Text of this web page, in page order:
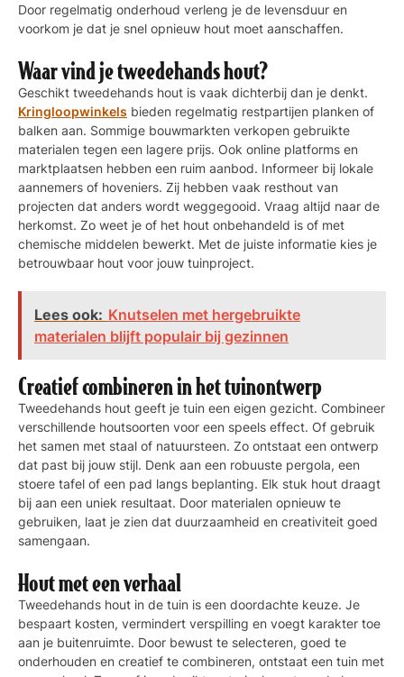
Door regelmatig onderhoud verleng je de levensduur en
voorkom je dat je snel opnieuw hout moet aanschaffen.
Waar vind je tweedehands hout?
Geschikt tweedehands hout is vaak dichterbij dan je denkt.
Kringloopwinkels bieden regelmatig restpartijen planken of
balken aan. Sommige bouwmarkten verkopen gebruikte
materialen tegen een lagere prijs. Ook online platforms en
marktplaatsen hebben een ruim aanbod. Informeer bij lokale
aannemers of hoveniers. Zij hebben vaak resthout van
projecten dat anders wordt weggegooid. Vraag altijd naar de
herkomst. Zo weet je of het hout onbehandeld is of met
chemische middelen bewerkt. Met de juiste informatie kies je
betrouwbaar hout voor jouw tuinproject.
Lees ook: Knutselen met hergebruikte
materialen blijft populair bij gezinnen
Creatief combineren in het tuinontwerp
Tweedehands hout geeft je tuin een eigen gezicht. Combineer
verschillende houtsoorten voor een speels effect. Of gebruik
het samen met staal of natuursteen. Zo ontstaat een ontwerp
dat past bij jouw stijl. Denk aan een robuuste pergola, een
stoere tafel of een pad langs beplanting. Elk stuk hout draagt
bij aan een uniek resultaat. Door materialen opnieuw te
gebruiken, laat je zien dat duurzaamheid en creativiteit goed
samengaan.
Hout met een verhaal
Tweedehands hout in de tuin is een doordachte keuze. Je
bespaart kosten, vermindert verspilling en voegt karakter toe
aan je buitenruimte. Door bewust te selecteren, goed te
onderhouden en creatief te combineren, ontstaat een tuin met